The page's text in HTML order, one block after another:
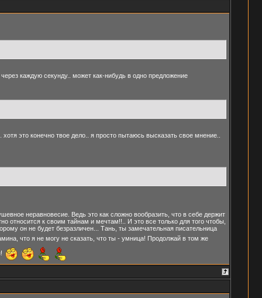
каждую секунду.. может как-нибудь в одно предложение
это конечно твое дело.. я просто пытаюсь высказать свое мнение..
неравновесие. Ведь это как сложно вообразить, что в себе держит
относится к своим тайнам и мечтам!!.. И это все только для того чтобы,
он не будет безразличен... Тань, ты замечательная писательница
что я не могу не сказать, что ты - умница! Продолжай в том же